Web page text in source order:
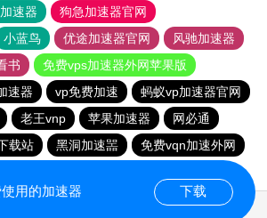
速器
狗急加速器官网
小蓝鸟 优途加速器官网
风驰加速器
书
免费vps加速器外网苹果版
速器 vp免费加速
蚂蚁vp加速器官网
老王vnp 苹果加速器
网必通
载站 黑洞加速噐
免费vqn加速外网
用的加速器 下载